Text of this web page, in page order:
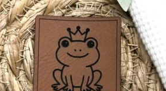
sich keine Produkte im Warenkorb.
Shop